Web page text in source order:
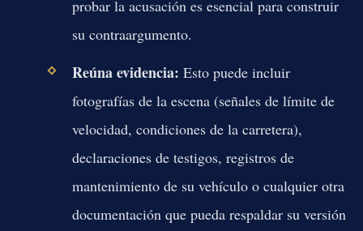
probar la acusación es esencial para construir
su contraargumento.
Reúna evidencia: Esto puede incluir
fotografías de la escena (señales de límite de
velocidad, condiciones de la carretera),
declaraciones de testigos, registros de
mantenimiento de su vehículo o cualquier otra
documentación que pueda respaldar su versión